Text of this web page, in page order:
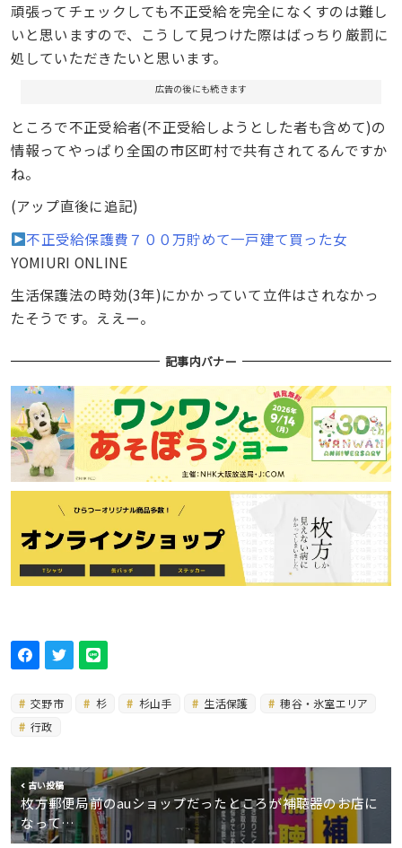
頑張ってチェックしても不正受給を完全になくすのは難し
いと思いますので、こうして見つけた際はばっちり厳罰に
処していただきたいと思います。
広告の後にも続きます
ところで不正受給者(不正受給しようとした者も含めて)の
情報ってやっぱり全国の市区町村で共有されてるんですか
ね。
(アップ直後に追記)
不正受給保護費７００万貯めて一戸建て買った女
YOMIURI ONLINE
生活保護法の時効(3年)にかかっていて立件はされなかっ
たそうです。ええー。
記事内バナー
交野市 杉 杉山手 生活保護
穂谷・氷室エリア
行政
古い投稿
枚方郵便局前のauショップだったところが補聴器のお店に
なって…